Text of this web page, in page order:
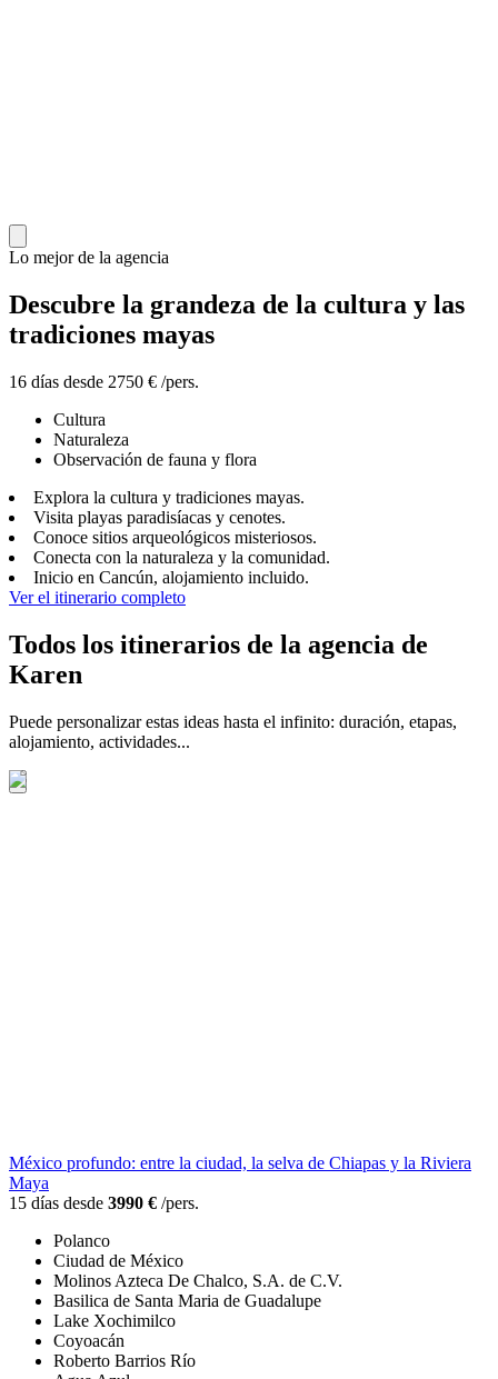
Lo mejor de la agencia
Descubre la grandeza de la cultura y las
tradiciones mayas
16 días desde 2750 € /pers.
Cultura
Naturaleza
Observación de fauna y flora
Explora la cultura y tradiciones mayas.
Visita playas paradisíacas y cenotes.
Conoce sitios arqueológicos misteriosos.
Conecta con la naturaleza y la comunidad.
Inicio en Cancún, alojamiento incluido.
Ver el itinerario completo
Todos los itinerarios de la agencia de
Karen
Puede personalizar estas ideas hasta el infinito: duración, etapas,
alojamiento, actividades...
México profundo: entre la ciudad, la selva de Chiapas y la Riviera
Maya
15 días desde 3990 € /pers.
Polanco
Ciudad de México
Molinos Azteca De Chalco, S.A. de C.V.
Basilica de Santa Maria de Guadalupe
Lake Xochimilco
Coyoacán
Roberto Barrios Río